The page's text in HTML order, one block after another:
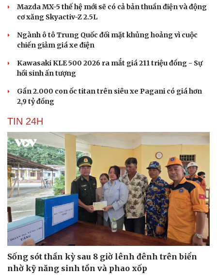
Mazda MX-5 thế hệ mới sẽ có cả bản thuần điện và động
cơ xăng Skyactiv-Z 2.5L
Ngành ô tô Trung Quốc đối mặt khủng hoảng vì cuộc
chiến giảm giá xe điện
Kawasaki KLE 500 2026 ra mắt giá 211 triệu đồng - Sự
hồi sinh ấn tượng
Gần 2.000 con ốc titan trên siêu xe Pagani có giá hơn
2,9 tỷ đồng
TIN 24H
Sống sót thần kỳ sau 8 giờ lênh đênh trên biển
nhờ kỹ năng sinh tồn và phao xốp